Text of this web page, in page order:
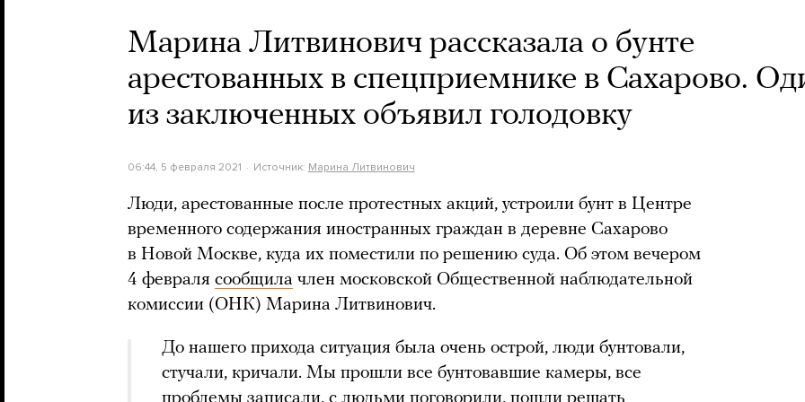
Марина Литвинович рассказала о бунте
арестованных в спецприемнике в Сахарово.
из заключенных объявил голодовку
06:44, 5 февраля 2021 Источник: Марина Литвинович
Люди, арестованные после протестных акций, устроили бунт в Центре
временного содержания иностранных граждан в деревне Сахарово
в Новой Москве, куда их поместили по решению суда. Об этом вечером
4 февраля сообщила член московской Общественной наблюдательной
комиссии (ОНК) Марина Литвинович.
До нашего прихода ситуация была очень острой, люди бунтовали,
стучали, кричали. Мы прошли все бунтовавшие камеры, все
проблемы записали, с людьми поговорили, пошли решать